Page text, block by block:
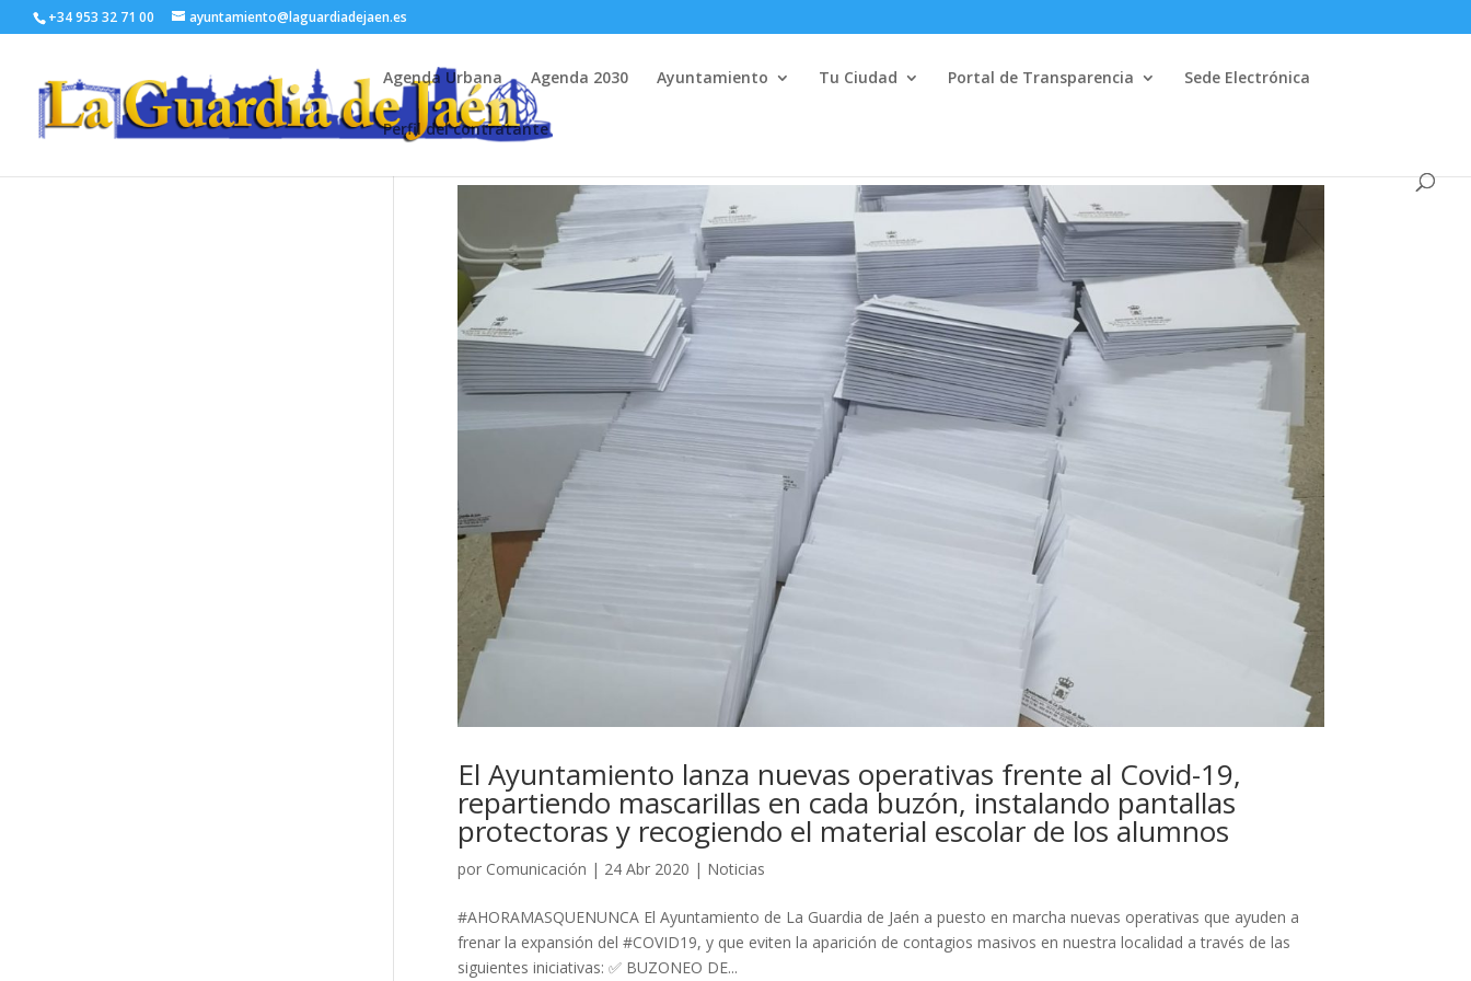
+34 953 32 71 00 ayuntamiento@laguardiadejaen.es
Agenda Urbana Agenda 2030 Ayuntamiento Tu Ciudad Portal de Transparencia Sede Electrónica
Perfil del contratante
El Ayuntamiento lanza nuevas operativas frente al Covid-19,
repartiendo mascarillas en cada buzón, instalando pantallas
protectoras y recogiendo el material escolar de los alumnos
por Comunicación | 24 Abr 2020 | Noticias
#AHORAMASQUENUNCA El Ayuntamiento de La Guardia de Jaén a puesto en marcha nuevas operativas que ayuden a
frenar la expansión del #COVID19, y que eviten la aparición de contagios masivos en nuestra localidad a través de las
siguientes iniciativas: ✅ BUZONEO DE...